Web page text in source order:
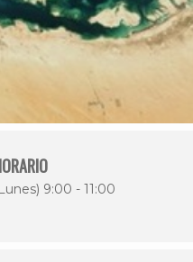
9:00 - 11:00